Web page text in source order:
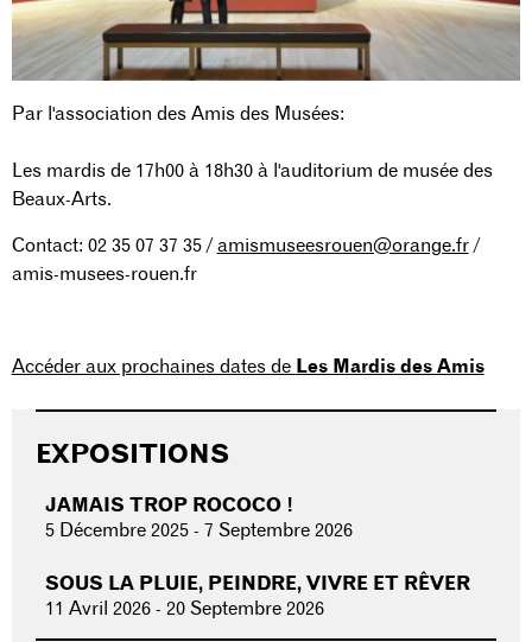
Par l'association des Amis des Musées:
Les mardis de 17h00 à 18h30 à l'auditorium de musée des
Beaux-Arts.
Contact: 02 35 07 37 35 / amismuseesrouen@orange.fr/
amis-musees-rouen.fr
Accéder aux prochaines dates de Les Mardis des Amis
EXPOSITIONS
JAMAIS TROP ROCOCO !
5 Décembre 2025- 7 Septembre 2026
SOUS LA PLUIE, PEINDRE, VIVRE ET RÊVER
11 Avril 2026- 20 Septembre 2026